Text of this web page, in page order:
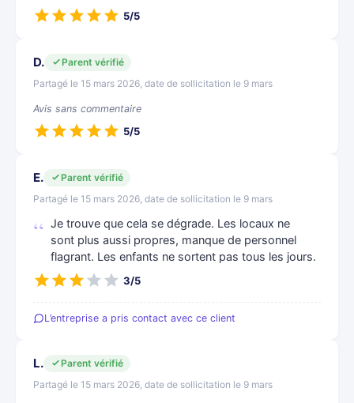
5/5
D.
Parent vérifié
Partagé le 15 mars 2026, date de sollicitation le 9 mars
Avis sans commentaire
5/5
E.
Parent vérifié
Partagé le 15 mars 2026, date de sollicitation le 9 mars
Je trouve que cela se dégrade. Les locaux ne
sont plus aussi propres, manque de personnel
flagrant. Les enfants ne sortent pas tous les jours.
3/5
L’entreprise a pris contact avec ce client
L.
Parent vérifié
Partagé le 15 mars 2026, date de sollicitation le 9 mars